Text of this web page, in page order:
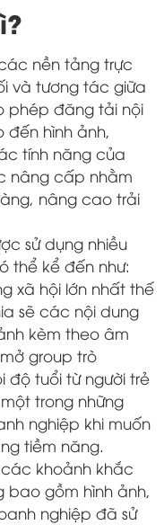
nền tảng trực
và tương tác giữa
phép đăng tải nội
hình ảnh,
tính năng của
nâng cấp nhằm
nâng cao trải
sử dụng nhiều
thể kể đến như:
xã hội lớn nhất thế
sẽ các nội dung
kèm theo âm
group trò
độ tuổi từ người trẻ
trong những
nghiệp khi muốn
tiềm năng.
khoảnh khắc
bao gồm hình ảnh,
nghiệp đã sử